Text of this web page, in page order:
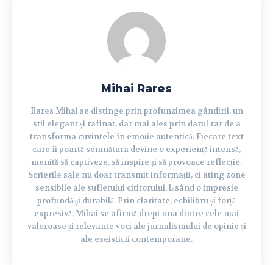
Mihai Rares
Rares Mihai se distinge prin profunzimea gândirii, un
stil elegant și rafinat, dar mai ales prin darul rar de a
transforma cuvintele în emoție autentică. Fiecare text
care îi poartă semnătura devine o experiență intensă,
menită să captiveze, să inspire și să provoace reflecție.
Scrierile sale nu doar transmit informații, ci ating zone
sensibile ale sufletului cititorului, lăsând o impresie
profundă și durabilă. Prin claritate, echilibru și forță
expresivă, Mihai se afirmă drept una dintre cele mai
valoroase și relevante voci ale jurnalismului de opinie și
ale eseisticii contemporane.